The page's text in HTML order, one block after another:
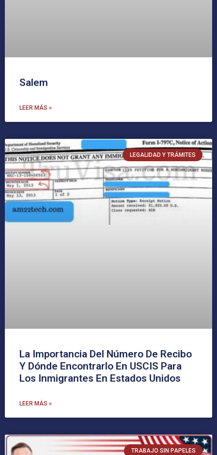
Salem
LEER MÁS »
LEGALIDAD Y TRÁMITES
La Importancia Del Número De Recibo
Y Dónde Encontrarlo En USCIS Para
Los Inmigrantes En Estados Unidos
LEER MÁS »
TRABAJO SIN PAPELES